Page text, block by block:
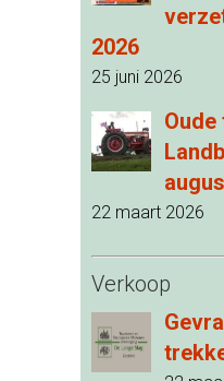
2026
25 juni 2026
Oude
22 maart 2026
Verkoop